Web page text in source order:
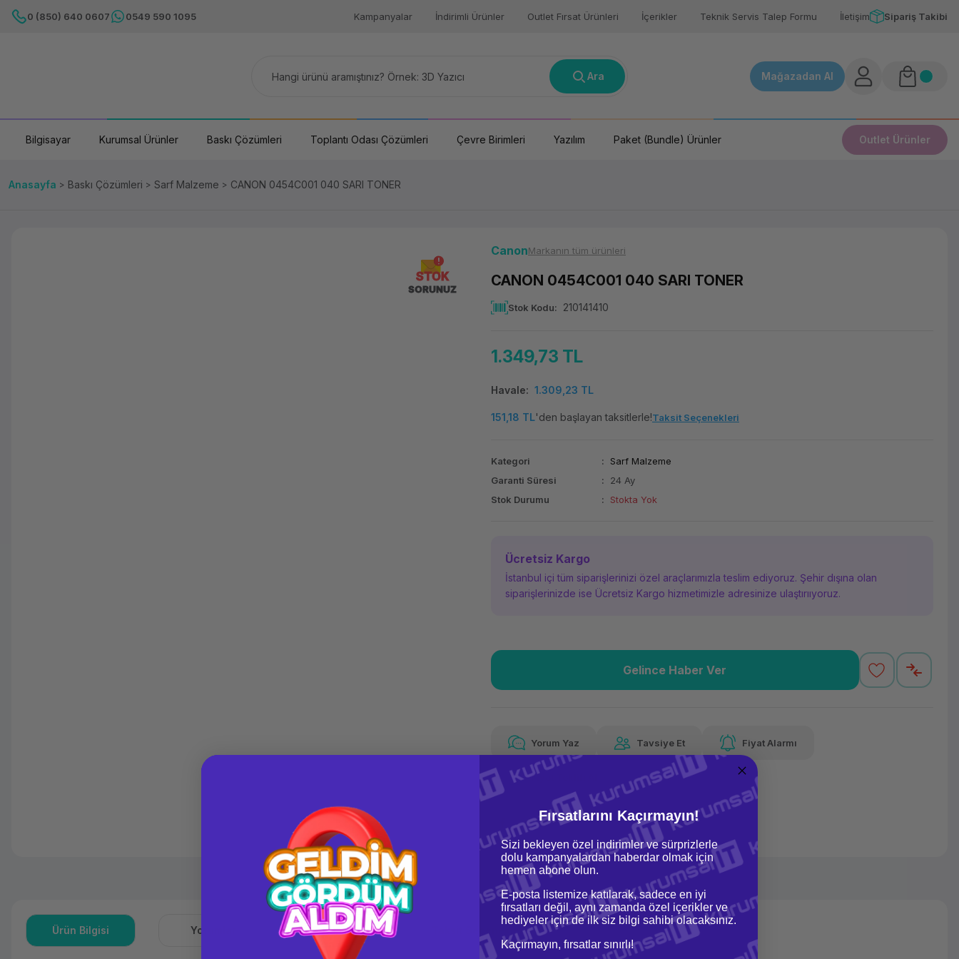
0 (850) 640 0607 0549 590 1095 Kampanyalar İndirimli Ürünler Outlet Fırsat Ürünleri İçerikler Teknik Servis Talep Formu İletişim Sipariş Takibi
Ara Mağazadan Al
Bilgisayar Kurumsal Ürünler Baskı Çözümleri Toplantı Odası Çözümleri Çevre Birimleri Yazılım Paket (Bundle) Ürünler Outlet Ürünler
Anasayfa Baskı Çözümleri Sarf Malzeme CANON 0454C001 040 SARI TONER
STOK
SORUNUZ
CanonMarkanın tüm ürünleri
CANON 0454C001 040 SARI TONER
Stok Kodu 210141410
1.349,73 TL
Havale 1.309,23 TL
151,18 TL'den başlayan taksitlerle!Taksit Seçenekleri
Kategori
Sarf Malzeme
Garanti Süresi
24 Ay
Stok Durumu
Stokta Yok
Ücretsiz Kargo
İstanbul içi tüm siparişlerinizi özel araçlarımızla teslim ediyoruz. Şehir dışına olan
siparişlerinizde ise Ücretsiz Kargo hizmetimizle adresinize ulaştırııyoruz.
151,18 TL
Aya varan taksit
Havalelerde
Özel indirim fırsatı
Gelince Haber Ver
Yorum Yaz Tavsiye Et Fiyat Alarmı
Fiyat Teklifi Al
Ürün Bilgisi Yorumlar Soru & Cevap Taksit Seçenekleri
Fırsatlarını Kaçırmayın!
Sizi bekleyen özel indirimler ve sürprizlerle
dolu kampanyalardan haberdar olmak için
hemen abone olun.
E-posta listemize katılarak, sadece en iyi
fırsatları değil, aynı zamanda özel içerikler ve
hediyeler için de ilk siz bilgi sahibi olacaksınız.
Kaçırmayın, fırsatlar sınırlı!